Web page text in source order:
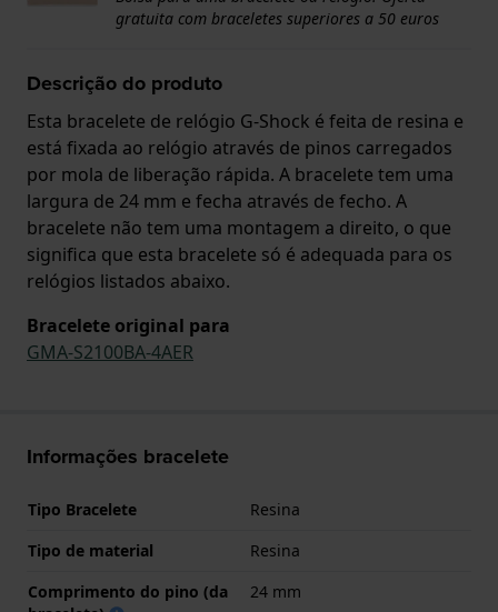
gratuita com braceletes superiores a 50 euros
Descrição do produto
Esta bracelete de relógio G-Shock é feita de resina e
está fixada ao relógio através de pinos carregados
por mola de liberação rápida. A bracelete tem uma
largura de 24 mm e fecha através de fecho. A
bracelete não tem uma montagem a direito, o que
significa que esta bracelete só é adequada para os
relógios listados abaixo.
Bracelete original para
GMA-S2100BA-4AER
Informações bracelete
Tipo Bracelete
Resina
Tipo de material
Resina
Comprimento do pino (da
24 mm